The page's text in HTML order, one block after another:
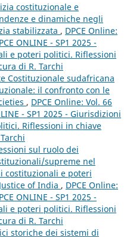
costituzionale e
e dinamiche negli
stabilizzata , DPCE Online:
ONLINE - SP1 2025 -
e poteri politici. Riflessioni
di R. Tarchi
Costituzionale sudafricana
il confronto con le
, DPCE Online: Vol. 66
- SP1 2025 - Giurisdizioni
Riflessioni in chiave
sul ruolo dei
supreme nel
costituzionali e poteri
of India , DPCE Online:
ONLINE - SP1 2025 -
e poteri politici. Riflessioni
di R. Tarchi
storiche dei sistemi di